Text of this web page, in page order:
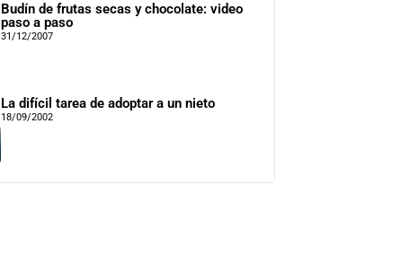
Budín de frutas secas y chocolate: video
paso a paso
31/12/2007
La difícil tarea de adoptar a un nieto
18/09/2002